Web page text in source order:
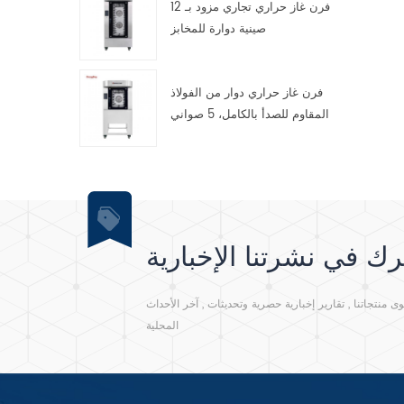
فرن غاز حراري تجاري مزود بـ 12
صينية دوارة للمخابز
فرن غاز حراري دوار من الفولاذ
المقاوم للصدأ بالكامل، 5 صواني
في نشرتنا الإخبارية
, تقارير إخبارية حصرية وتحديثات , آخر الأحداث
المحلية